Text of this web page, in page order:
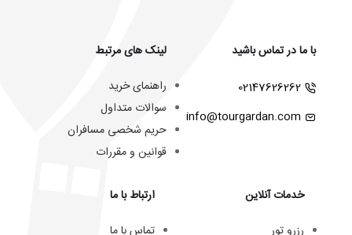
با ما در تماس باشید
02147626262
info@tourgardan.com
خدمات آنلاین
رزرو تور
لینک های مرتبط
راهنمای خرید
سوالات متداول
حریم شخصی مسافران
قوانین و مقررات
ارتباط با ما
تماس با ما